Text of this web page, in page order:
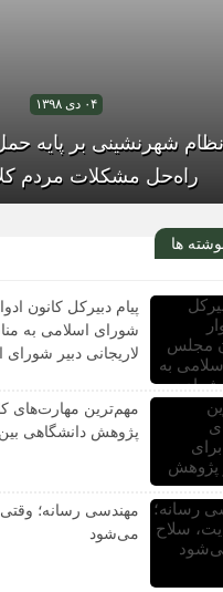
۰۴ دی ۱۳۹۸
نظام شهرنشینی بر پایه
راه‌حل مشکلات مردم
۰۴ دی ۱۳۹۸
ناخوش داروخانه‌ها در
مالی
ها
پیام دبیرکل کانون
شورای اسلامی به
لاریجانی دبیر
مهم‌ترین مهارت‌های
پژوهش دانشگاهی
مهندسی رسانه؛
می‌شود